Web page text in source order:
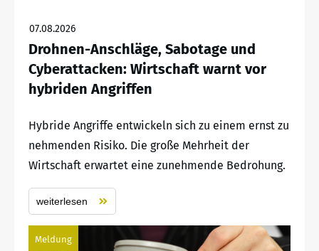
07.08.2026
Drohnen-Anschläge, Sabotage und
Cyberattacken: Wirtschaft warnt vor
hybriden Angriffen
Hybride Angriffe entwickeln sich zu einem ernst zu
nehmenden Risiko. Die große Mehrheit der
Wirtschaft erwartet eine zunehmende Bedrohung.
weiterlesen
Meldung